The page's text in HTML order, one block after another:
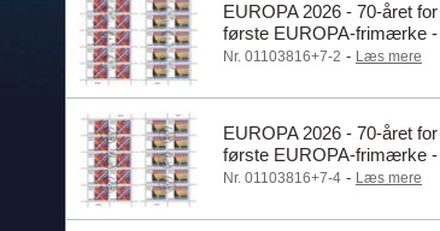
EUROPA 2026 - 70-året for
første EUROPA-frimærke -
Dagstemplet - Helark
Nr. 01103816+7-2 - Læs mere
EUROPA 2026 - 70-året for
første EUROPA-frimærke -
Førstedagsstemplet - Helark
Nr. 01103816+7-4 - Læs mere